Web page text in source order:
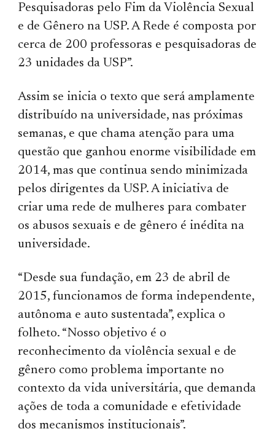
Pesquisadoras pelo Fim da Violência Sexual
e de Gênero na USP. A Rede é composta por
cerca de 200 professoras e pesquisadoras de
23 unidades da USP”.
Assim se inicia o texto que será amplamente
distribuído na universidade, nas próximas
semanas, e que chama atenção para uma
questão que ganhou enorme visibilidade em
2014, mas que continua sendo minimizada
pelos diri­gentes da USP. A iniciativa de
criar uma rede de mulheres para combater
os abusos sexuais e de gênero é inédita na
universidade.
“Desde sua fundação, em 23 de abril de
2015, funcionamos de forma independente,
autônoma e auto sustentada”, explica o
folheto. “Nosso objetivo é o
reconhecimento da violência sexual e de
gênero como problema importante no
contexto da vida universitária, que demanda
ações de toda a comunidade e efetividade
dos mecanismos institucionais”.